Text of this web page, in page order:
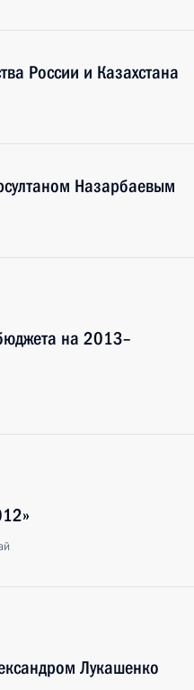
России и Казахстана
Назарбаевым
на 2013–
Лукашенко